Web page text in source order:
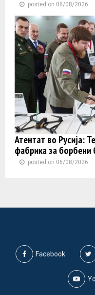
posted on 06/08/2026
Атентат во Русија:
фабрика за борбени
posted on 06/08/2026
Facebook